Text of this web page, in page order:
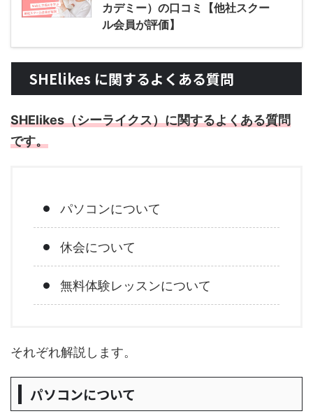
カデミー）の口コミ【他社スクー
ル会員が評価】
SHElikes に関するよくある質問
SHElikes（シーライクス）に関するよくある質問
です。
パソコンについて
休会について
無料体験レッスンについて
それぞれ解説します。
パソコンについて